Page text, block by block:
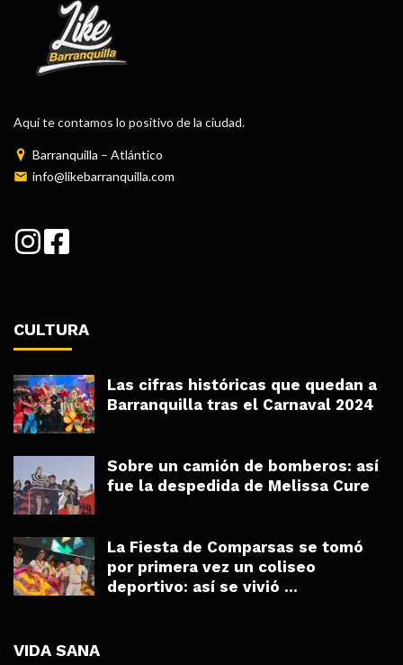
Aquí te contamos lo positivo de la ciudad.
Barranquilla – Atlántico
info@likebarranquilla.com
CULTURA
Las cifras históricas que quedan a
Barranquilla tras el Carnaval 2024
Sobre un camión de bomberos: así
fue la despedida de Melissa Cure
La Fiesta de Comparsas se tomó
por primera vez un coliseo
deportivo: así se vivió ...
VIDA SANA